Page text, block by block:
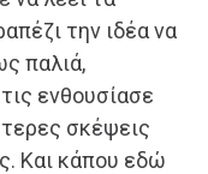
την ιδέα να
παλιά,
ενθουσίασε
σκέψεις
Και κάπου εδώ